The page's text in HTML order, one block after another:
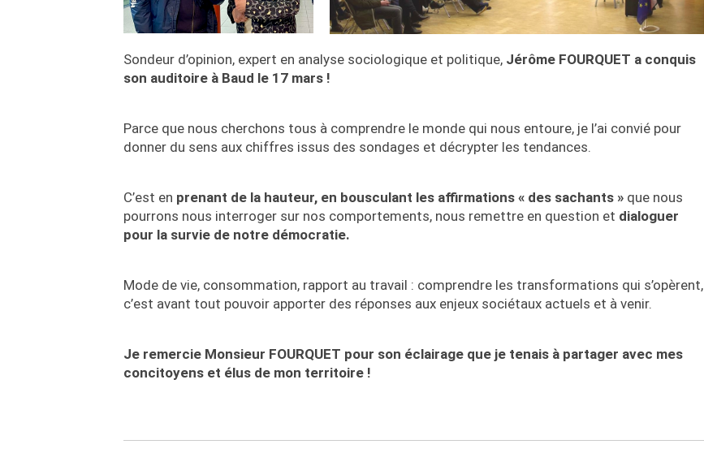
Sondeur d’opinion, expert en analyse sociologique et politique, Jérôme FOURQUET a conquis
son auditoire à Baud le 17 mars !
Parce que nous cherchons tous à comprendre le monde qui nous entoure, je l’ai convié pour
donner du sens aux chiffres issus des sondages et décrypter les tendances.
C’est en prenant de la hauteur, en bousculant les affirmations « des sachants » que nous
pourrons nous interroger sur nos comportements, nous remettre en question et dialoguer
pour la survie de notre démocratie.
Mode de vie, consommation, rapport au travail : comprendre les transformations qui s’opèrent,
c’est avant tout pouvoir apporter des réponses aux enjeux sociétaux actuels et à venir.
Je remercie Monsieur FOURQUET pour son éclairage que je tenais à partager avec mes
concitoyens et élus de mon territoire !